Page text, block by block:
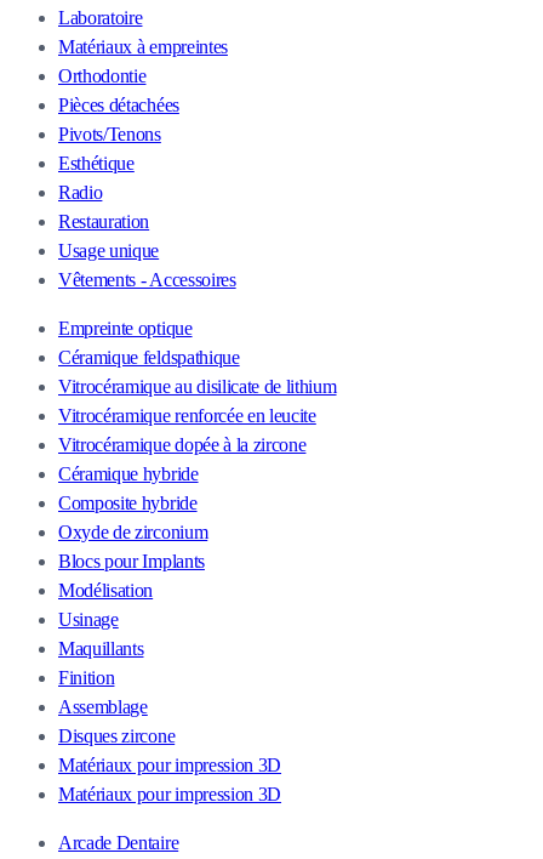
Laboratoire
Matériaux à empreintes
Orthodontie
Pièces détachées
Pivots/Tenons
Esthétique
Radio
Restauration
Usage unique
Vêtements - Accessoires
Empreinte optique
Céramique feldspathique
Vitrocéramique au disilicate de lithium
Vitrocéramique renforcée en leucite
Vitrocéramique dopée à la zircone
Céramique hybride
Composite hybride
Oxyde de zirconium
Blocs pour Implants
Modélisation
Usinage
Maquillants
Finition
Assemblage
Disques zircone
Matériaux pour impression 3D
Matériaux pour impression 3D
Arcade Dentaire